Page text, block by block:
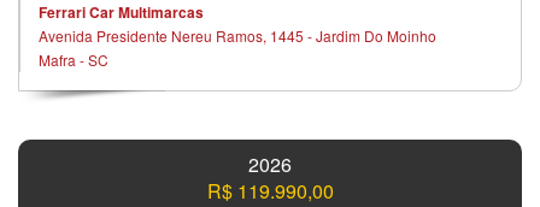
Ferrari Car Multimarcas
Avenida Presidente Nereu Ramos, 1445 - Jardim Do Moinho
Mafra - SC
2026
R$ 119.990,00